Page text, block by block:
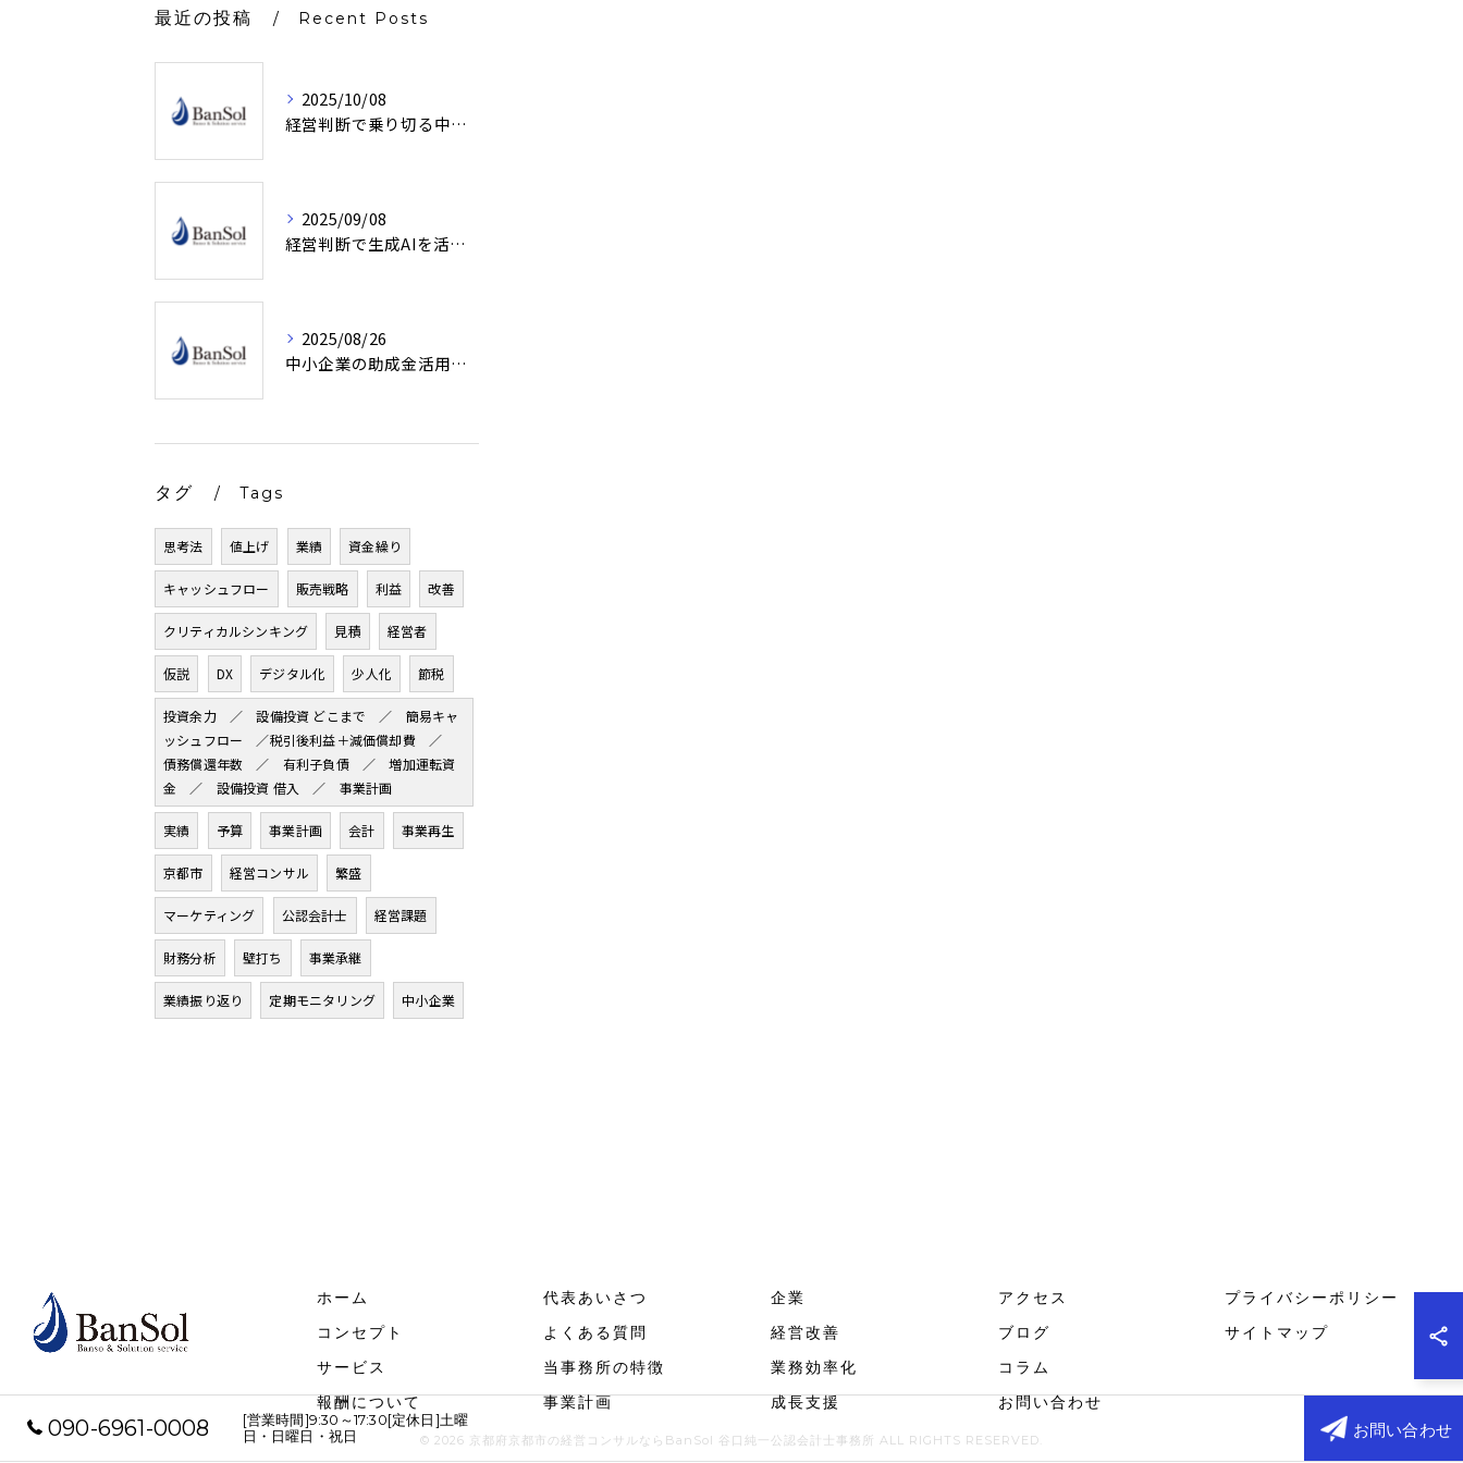
最近の投稿 Recent Posts
2025/10/08
経営判断で乗り切る中小企業の賃金の上昇時代実践対策3選
2025/09/08
経営判断で生成AIを活用する際の落とし穴と安全な導入ポイント
2025/08/26
中小企業の助成金活用で資金負担を減らす最新ガイド
タグ Tags
思考法 値上げ 業績 資金繰り
キャッシュフロー 販売戦略 利益 改善
クリティカルシンキング 見積 経営者
仮説 DX デジタル化 少人化 節税
投資余力 ／ 設備投資 どこまで ／ 簡易キャ
ッシュフロー ／税引後利益＋減価償却費 ／
債務償還年数 ／ 有利子負債 ／ 増加運転資
金 ／ 設備投資 借入 ／ 事業計画
実績 予算 事業計画 会計 事業再生
京都市 経営コンサル 繁盛
マーケティング 公認会計士 経営課題
財務分析 壁打ち 事業承継
業績振り返り 定期モニタリング 中小企業
090-6961-0008
[営業時間]9:30～17:30[定休日]土曜
日・日曜日・祝日
お問い合わせ
ホーム
コンセプト
サービス
報酬について
代表あいさつ
よくある質問
当事務所の特徴
事業計画
企業
経営改善
業務効率化
成長支援
アクセス
ブログ
コラム
お問い合わせ
プライバシーポリシー
サイトマップ
© 2026 京都府京都市の経営コンサルならBanSol 谷口純一公認会計士事務所 ALL RIGHTS RESERVED.